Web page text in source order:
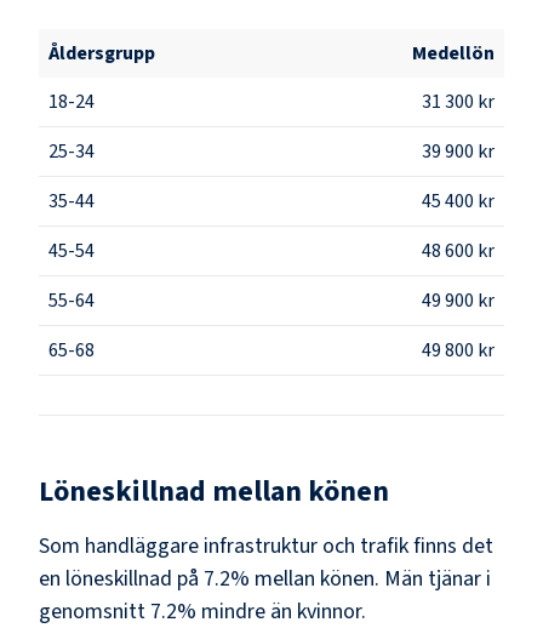
Åldersgrupp
Medellön
18-24
31 300 kr
25-34
39 900 kr
35-44
45 400 kr
45-54
48 600 kr
55-64
49 900 kr
65-68
49 800 kr
Löneskillnad mellan könen
Som handläggare infrastruktur och trafikfinns det
en löneskillnad på 7.2% mellan könen. Män tjänar i
genomsnitt 7.2% mindre än kvinnor.